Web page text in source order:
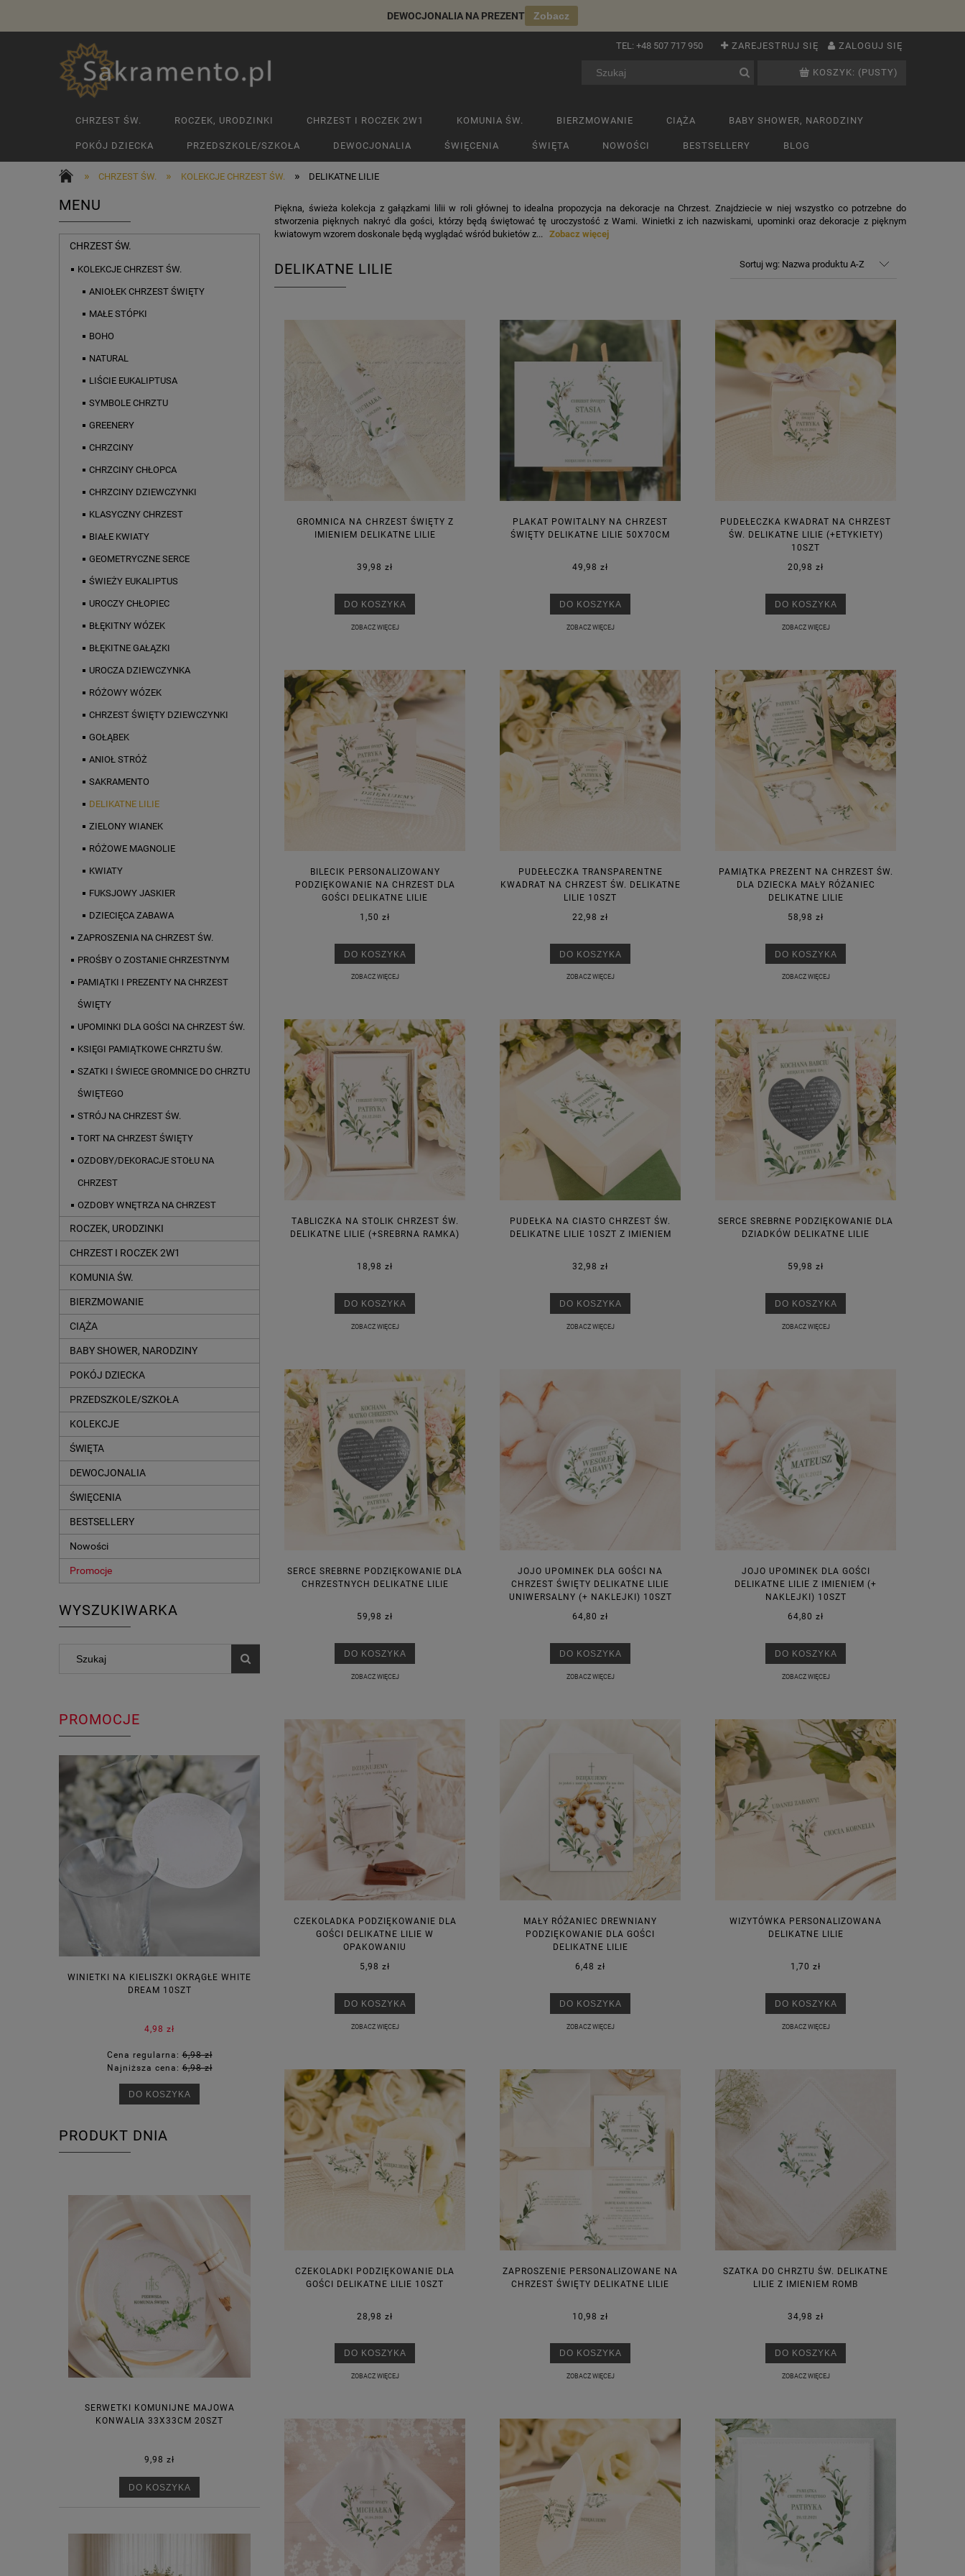
DEWOCJONALIA NA PREZENT Zobacz
ZAREJESTRUJ SIĘ ZALOGUJ SIĘ
TEL: +48 507 717 950
KOSZYK: (PUSTY)
CHRZEST ŚW. ROCZEK, URODZINKI CHRZEST I ROCZEK 2W1 KOMUNIA ŚW. BIERZMOWANIE CIĄŻA BABY SHOWER, NARODZINY
POKÓJ DZIECKA PRZEDSZKOLE/SZKOŁA DEWOCJONALIA ŚWIĘCENIA ŚWIĘTA NOWOŚCI BESTSELLERY BLOG
» CHRZEST ŚW. » KOLEKCJE CHRZEST ŚW. » DELIKATNE LILIE
MENU
CHRZEST ŚW.
KOLEKCJE CHRZEST ŚW.
ANIOŁEK CHRZEST ŚWIĘTY
MAŁE STÓPKI
BOHO
NATURAL
LIŚCIE EUKALIPTUSA
SYMBOLE CHRZTU
GREENERY
CHRZCINY
CHRZCINY CHŁOPCA
CHRZCINY DZIEWCZYNKI
KLASYCZNY CHRZEST
BIAŁE KWIATY
GEOMETRYCZNE SERCE
ŚWIEŻY EUKALIPTUS
UROCZY CHŁOPIEC
BŁĘKITNY WÓZEK
BŁĘKITNE GAŁĄZKI
UROCZA DZIEWCZYNKA
RÓŻOWY WÓZEK
CHRZEST ŚWIĘTY DZIEWCZYNKI
GOŁĄBEK
ANIOŁ STRÓŻ
SAKRAMENTO
DELIKATNE LILIE
ZIELONY WIANEK
RÓŻOWE MAGNOLIE
KWIATY
FUKSJOWY JASKIER
DZIECIĘCA ZABAWA
ZAPROSZENIA NA CHRZEST ŚW.
PROŚBY O ZOSTANIE CHRZESTNYM
PAMIĄTKI I PREZENTY NA CHRZEST
ŚWIĘTY
UPOMINKI DLA GOŚCI NA CHRZEST ŚW.
KSIĘGI PAMIĄTKOWE CHRZTU ŚW.
SZATKI I ŚWIECE GROMNICE DO CHRZTU
ŚWIĘTEGO
STRÓJ NA CHRZEST ŚW.
TORT NA CHRZEST ŚWIĘTY
OZDOBY/DEKORACJE STOŁU NA
CHRZEST
OZDOBY WNĘTRZA NA CHRZEST
ROCZEK, URODZINKI
CHRZEST I ROCZEK 2W1
KOMUNIA ŚW.
BIERZMOWANIE
CIĄŻA
BABY SHOWER, NARODZINY
POKÓJ DZIECKA
PRZEDSZKOLE/SZKOŁA
KOLEKCJE
ŚWIĘTA
DEWOCJONALIA
ŚWIĘCENIA
BESTSELLERY
Nowości
Promocje
WYSZUKIWARKA
PROMOCJE
WINIETKI NA KIELISZKI OKRĄGŁE WHITE
DREAM 10SZT
4,98 zł
Cena regularna:6,98 zł
Najniższa cena:6,98 zł
DO KOSZYKA
6,98 zł
Najniższa cena:3,00 zł
DO KOSZYKA
4,30 zł
Najniższa cena:7,30 zł
DO KOSZYKA
PRODUKT DNIA
SERWETKI KOMUNIJNE MAJOWA
KONWALIA 33X33CM 20SZT
9,98 zł
DO KOSZYKA
Piękna, świeża kolekcja z gałązkami lilii w roli głównej to idealna propozycja na dekoracje na Chrzest. Znajdziecie w niej wszystko co potrzebne do
stworzenia pięknych nakryć dla gości, którzy będą świętować tę uroczystość z Wami. Winietki z ich nazwiskami, upominki oraz dekoracje z pięknym
kwiatowym wzorem doskonale będą wyglądać wśród bukietów z... Zobacz więcej
DELIKATNE LILIE Sortuj wg: Nazwa produktu A-Z
GROMNICA NA CHRZEST ŚWIĘTY Z
IMIENIEM DELIKATNE LILIE
39,98 zł
DO KOSZYKA
ZOBACZ WIĘCEJ
PLAKAT POWITALNY NA CHRZEST
ŚWIĘTY DELIKATNE LILIE 50X70CM
49,98 zł
DO KOSZYKA
ZOBACZ WIĘCEJ
PUDEŁECZKA KWADRAT NA CHRZEST
ŚW. DELIKATNE LILIE (+ETYKIETY)
10SZT
20,98 zł
DO KOSZYKA
ZOBACZ WIĘCEJ
BILECIK PERSONALIZOWANY
PODZIĘKOWANIE NA CHRZEST DLA
GOŚCI DELIKATNE LILIE
1,50 zł
DO KOSZYKA
ZOBACZ WIĘCEJ
PUDEŁECZKA TRANSPARENTNE
KWADRAT NA CHRZEST ŚW. DELIKATNE
LILIE 10SZT
22,98 zł
DO KOSZYKA
ZOBACZ WIĘCEJ
PAMIĄTKA PREZENT NA CHRZEST ŚW.
DLA DZIECKA MAŁY RÓŻANIEC
DELIKATNE LILIE
58,98 zł
DO KOSZYKA
ZOBACZ WIĘCEJ
TABLICZKA NA STOLIK CHRZEST ŚW.
DELIKATNE LILIE (+SREBRNA RAMKA)
18,98 zł
DO KOSZYKA
ZOBACZ WIĘCEJ
PUDEŁKA NA CIASTO CHRZEST ŚW.
DELIKATNE LILIE 10SZT Z IMIENIEM
32,98 zł
DO KOSZYKA
ZOBACZ WIĘCEJ
SERCE SREBRNE PODZIĘKOWANIE DLA
DZIADKÓW DELIKATNE LILIE
59,98 zł
DO KOSZYKA
ZOBACZ WIĘCEJ
SERCE SREBRNE PODZIĘKOWANIE DLA
CHRZESTNYCH DELIKATNE LILIE
59,98 zł
DO KOSZYKA
ZOBACZ WIĘCEJ
JOJO UPOMINEK DLA GOŚCI NA
CHRZEST ŚWIĘTY DELIKATNE LILIE
UNIWERSALNY (+ NAKLEJKI) 10SZT
64,80 zł
DO KOSZYKA
ZOBACZ WIĘCEJ
JOJO UPOMINEK DLA GOŚCI
DELIKATNE LILIE Z IMIENIEM (+
NAKLEJKI) 10SZT
64,80 zł
DO KOSZYKA
ZOBACZ WIĘCEJ
CZEKOLADKA PODZIĘKOWANIE DLA
GOŚCI DELIKATNE LILIE W
OPAKOWANIU
5,98 zł
DO KOSZYKA
ZOBACZ WIĘCEJ
MAŁY RÓŻANIEC DREWNIANY
PODZIĘKOWANIE DLA GOŚCI
DELIKATNE LILIE
6,48 zł
DO KOSZYKA
ZOBACZ WIĘCEJ
WIZYTÓWKA PERSONALIZOWANA
DELIKATNE LILIE
1,70 zł
DO KOSZYKA
ZOBACZ WIĘCEJ
CZEKOLADKI PODZIĘKOWANIE DLA
GOŚCI DELIKATNE LILIE 10SZT
28,98 zł
DO KOSZYKA
ZOBACZ WIĘCEJ
ZAPROSZENIE PERSONALIZOWANE NA
CHRZEST ŚWIĘTY DELIKATNE LILIE
10,98 zł
DO KOSZYKA
ZOBACZ WIĘCEJ
SZATKA DO CHRZTU ŚW. DELIKATNE
LILIE Z IMIENIEM ROMB
34,98 zł
DO KOSZYKA
ZOBACZ WIĘCEJ